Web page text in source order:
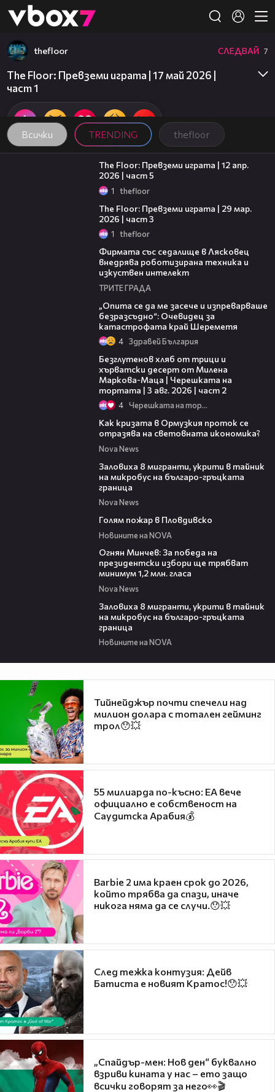
👾
Всички TRENDING thefloor
thefloor СЛЕДВАЙ 7
The Floor: Превземи играта | 17 май 2026 |
част 1
20:24
The Floor: Превземи играта | 12 апр.
2026 | част 5
1 thefloor
The Floor: Превземи играта | 29 мар.
2026 | част 3
1 thefloor
Фирмата със седалище в Лясковец
внедрява роботизирана техника и
изкуствен интелект
ТРИТЕ ГРАДА
„Опита се да ме засече и изпреварваше
безразсъдно“: Очевидец за
катастрофата край Шереметя
4 Здравей България
Безглутенов хляб от трици и
хърватски десерт от Милена
Маркова-Маца | Черешката на
тортата | 3 авг. 2026 | част 2
4 Черешката на тортата
Как кризата в Ормузкия проток се
отразява на световната икономика?
Nova News
Заловиха 8 мигранти, укрити в тайник
на микробус на българо-гръцката
граница
Nova News
Голям пожар в Пловдивско
Новините на NOVA
Огнян Минчев: За победа на
президентски избори ще трябват
минимум 1,2 млн. гласа
Nova News
Заловиха 8 мигранти, укрити в тайник
на микробус на българо-гръцката
граница
Новините на NOVA
Тийнейджър почти спечели над
милион долара с тотален гейминг
трол😯💥
55 милиарда по-късно: EA вече
официално е собственост на
Саудитска Арабия💰
Barbie 2 има краен срок до 2026,
който трябва да спази, иначе
никога няма да се случи.😯💥
След тежка контузия: Дейв
Батиста е новият Кратос!😯💥
„Спайдър-мен: Нов ден“ буквално
взриви кината у нас – ето защо
всички говорят за него👀🎬